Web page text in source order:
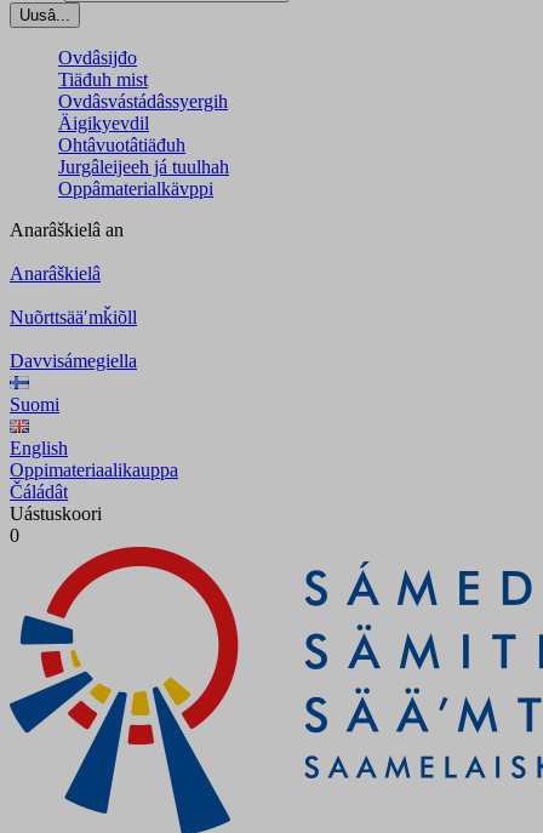
Uusâ...
Ovdâsijđo
Tiäđuh mist
Ovdâsvástádâssyergih
Äigikyevdil
Ohtâvuotâtiäđuh
Jurgâleijeeh já tuulhah
Oppâmaterialkävppi
Anarâškielâ an
Anarâškielâ
Nuõrttsääʹmǩiõll
Davvisámegiella
Suomi
English
Oppimateriaalikauppa
Čáládât
Uástuskoori
0